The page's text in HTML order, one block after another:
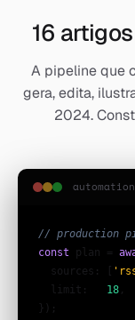
16
A pipeline que
gera, edita,
2024.
// production
const plan =
  sources: [
  limit:
18 ,
});